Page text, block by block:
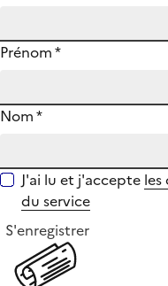
Prénom*
Nom*
J'ai lu et j'accepte
du service
S'enregistrer